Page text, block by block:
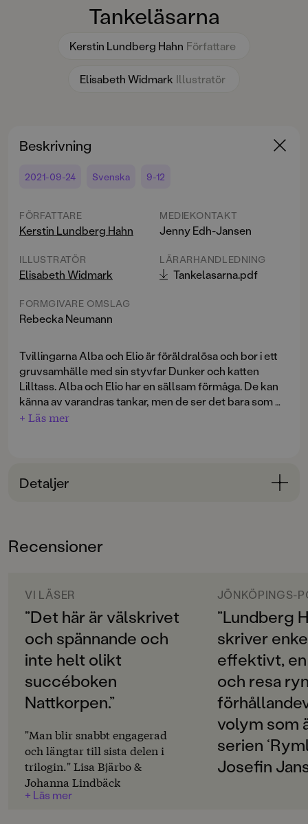
Tankeläsarna
Kerstin Lundberg Hahn Författare
Elisabeth Widmark Illustratör
Beskrivning
2021-09-24 Svenska 9-12
FÖRFATTARE
Kerstin Lundberg Hahn
ILLUSTRATÖR
Elisabeth Widmark
FORMGIVARE OMSLAG
Rebecka Neumann
MEDIEKONTAKT
Jenny Edh-Jansen
LÄRARHANDLEDNING
Tankelasarna.pdf
Tvillingarna Alba och Elio är föräldralösa och bor i ett
gruvsamhälle med sin styvfar Dunker och katten
Lilltass. Alba och Elio har en sällsam förmåga. De kan
känna av varandras tankar, men de ser det bara som en
lek. Ända till dagen de fyller tretton och Alba råkar
Samma dag kommer det ett brev adresserat till deras
måste lämna honom och fly. Kanske till cirkusen som
nyss passerat trakten och lockat med trollkonster,
Tankeläsarna
är den första boken i trilogin Rymlingarna
- ett äventyr där verkligheten har fler dimensioner än
+ Läs mer
Detaljer
9-12
Svenska
SPRÅK
Svenska
SERIE
Rymlingarna
PUBLICERINGSDATUM
LÄSORDNING
Produktion
Recensioner
VI LÄSER
”Det här är välskrivet
och spännande och
inte helt olikt
succéboken
Nattkorpen.”
"Man blir snabbt engagerad
och längtar till sista delen i
trilogin." Lisa Bjärbo &
Johanna Lindbäck
+ Läs mer
JÖNKÖPINGS-
”Lundberg
skriver
effektivt,
och resa
volym som
serien
Josefin